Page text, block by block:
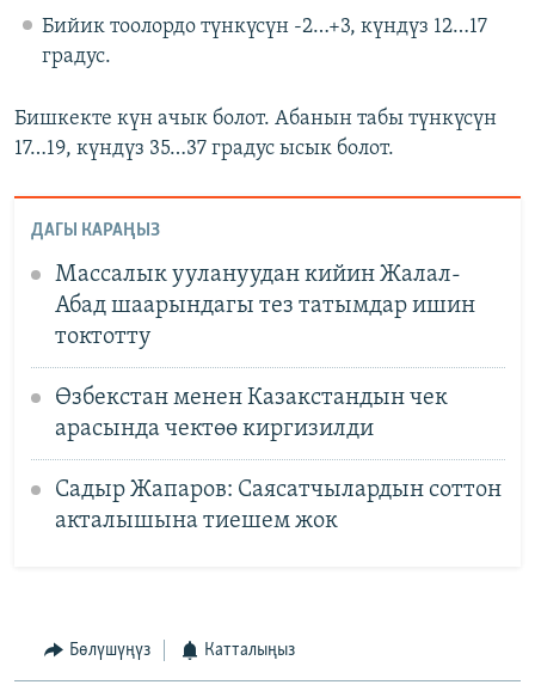
Бийик тоолордо түнкүсүн -2…+3, күндүз 12…17
градус.
Бишкекте күн ачык болот. Абанын табы түнкүсүн
17…19, күндүз 35…37 градус ысык болот.
ДАГЫ КАРАҢЫЗ
Массалык уулануудан кийин Жалал-
Абад шаарындагы тез татымдар ишин
токтотту
Өзбекстан менен Казакстандын чек
арасында чектөө киргизилди
Садыр Жапаров: Саясатчылардын соттон
акталышына тиешем жок
Бөлүшүңүз Катталыңыз